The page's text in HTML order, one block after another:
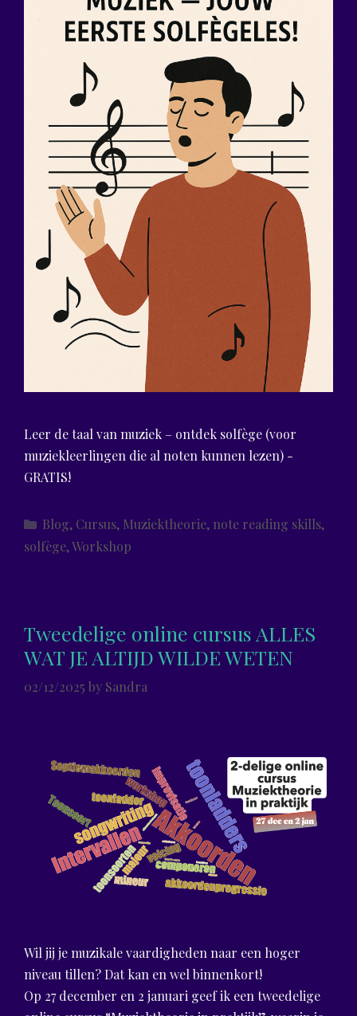
Leer de taal van muziek – ontdek solfège (voor
muziekleerlingen die al noten kunnen lezen) -
GRATIS!
Categories
Blog, Cursus, Muziektheorie, note reading skills,
solfège,Workshop
Tweedelige online cursus ALLES
WAT JE ALTIJD WILDE WETEN
02/12/2025 by Sandra
Wil jij je muzikale vaardigheden naar een hoger
niveau tillen? Dat kan en wel binnenkort!
Op 27 december en 2 januari geef ik een tweedelige